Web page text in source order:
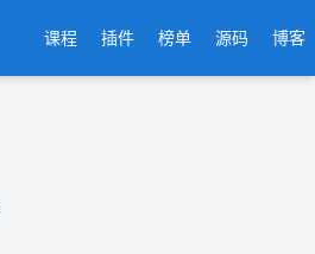
课程 插件 榜单 源码 博客